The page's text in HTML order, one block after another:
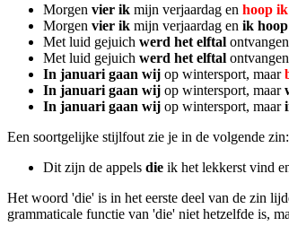
Morgen vier ik mijn verjaardag en hoop ik
Morgen vier ik mijn verjaardag en ik hoop
Met luid gejuich werd het elftal
Met luid gejuich werd het elftal
In januari gaan wij op wintersport, maar
In januari gaan wij op wintersport, maar
In januari gaan wij op wintersport, maar
Een soortgelijke stijlfout zie je in de volgende zin:
Dit zijn de appels die ik het lekkerst vind
Het woord 'die' is in het eerste deel van de zin
grammaticale functie van 'die' niet hetzelfde is,